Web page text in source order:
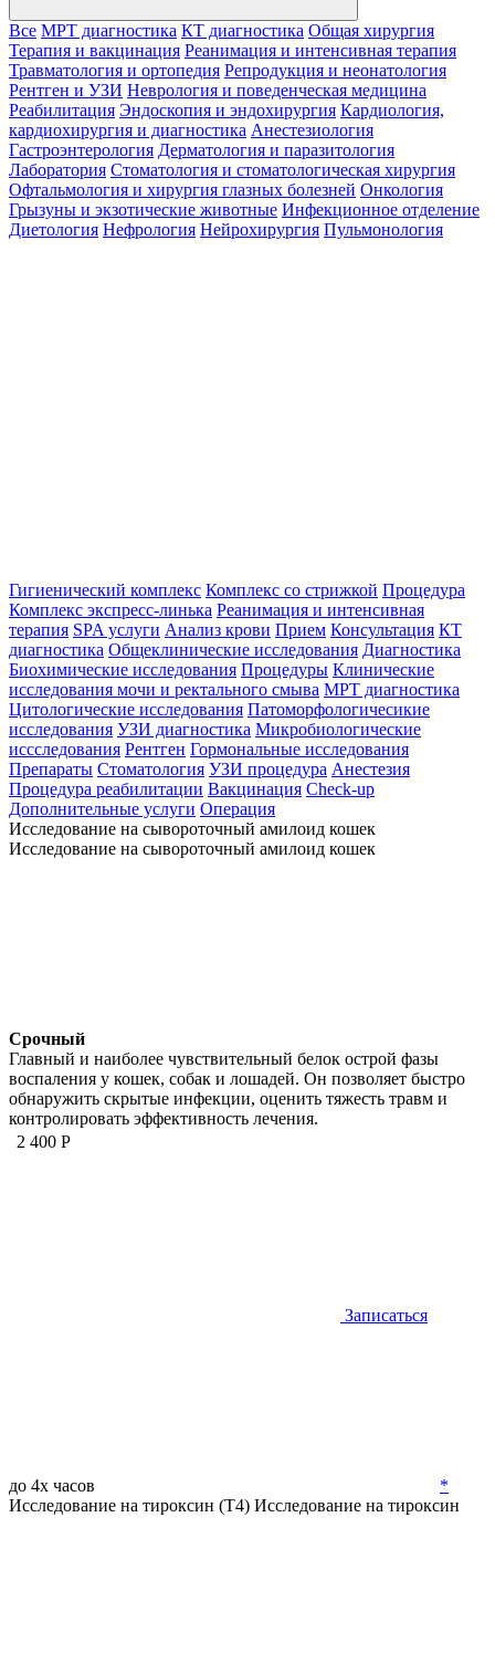
Все МРТ диагностика КТ диагностика Общая хирургия
Терапия и вакцинация Реанимация и интенсивная терапия
Травматология и ортопедия Репродукция и неонатология
Рентген и УЗИ Неврология и поведенческая медицина
Реабилитация Эндоскопия и эндохирургия Кардиология,
кардиохирургия и диагностика Анестезиология
Гастроэнтерология Дерматология и паразитология
Лаборатория Стоматология и стоматологическая хирургия
Офтальмология и хирургия глазных болезней Онкология
Грызуны и экзотические животные Инфекционное отделение
Диетология Нефрология Нейрохирургия Пульмонология
Гигиенический комплекс Комплекс со стрижкой Процедура
Комплекс экспресс-линька Реанимация и интенсивная
терапия SPA услуги Анализ крови Прием Консультация КТ
диагностика Общеклинические исследования Диагностика
Биохимические исследования Процедуры Клинические
исследования мочи и ректального смыва МРТ диагностика
Цитологические исследования Патоморфологичесикие
исследования УЗИ диагностика Микробиологические
иссследования Рентген Гормональные исследования
Препараты Стоматология УЗИ процедура Анестезия
Процедура реабилитации Вакцинация Check-up
Дополнительные услуги Операция
Исследование на сывороточный амилоид кошек
Исследование на сывороточный амилоид кошек
Срочный
Главный и наиболее чувствительный белок острой фазы
воспаления у кошек, собак и лошадей. Он позволяет быстро
обнаружить скрытые инфекции, оценить тяжесть травм и
контролировать эффективность лечения.
2 400 Р
Записаться
до 4х часов
*
Исследование на тироксин (Т4) Исследование на тироксин